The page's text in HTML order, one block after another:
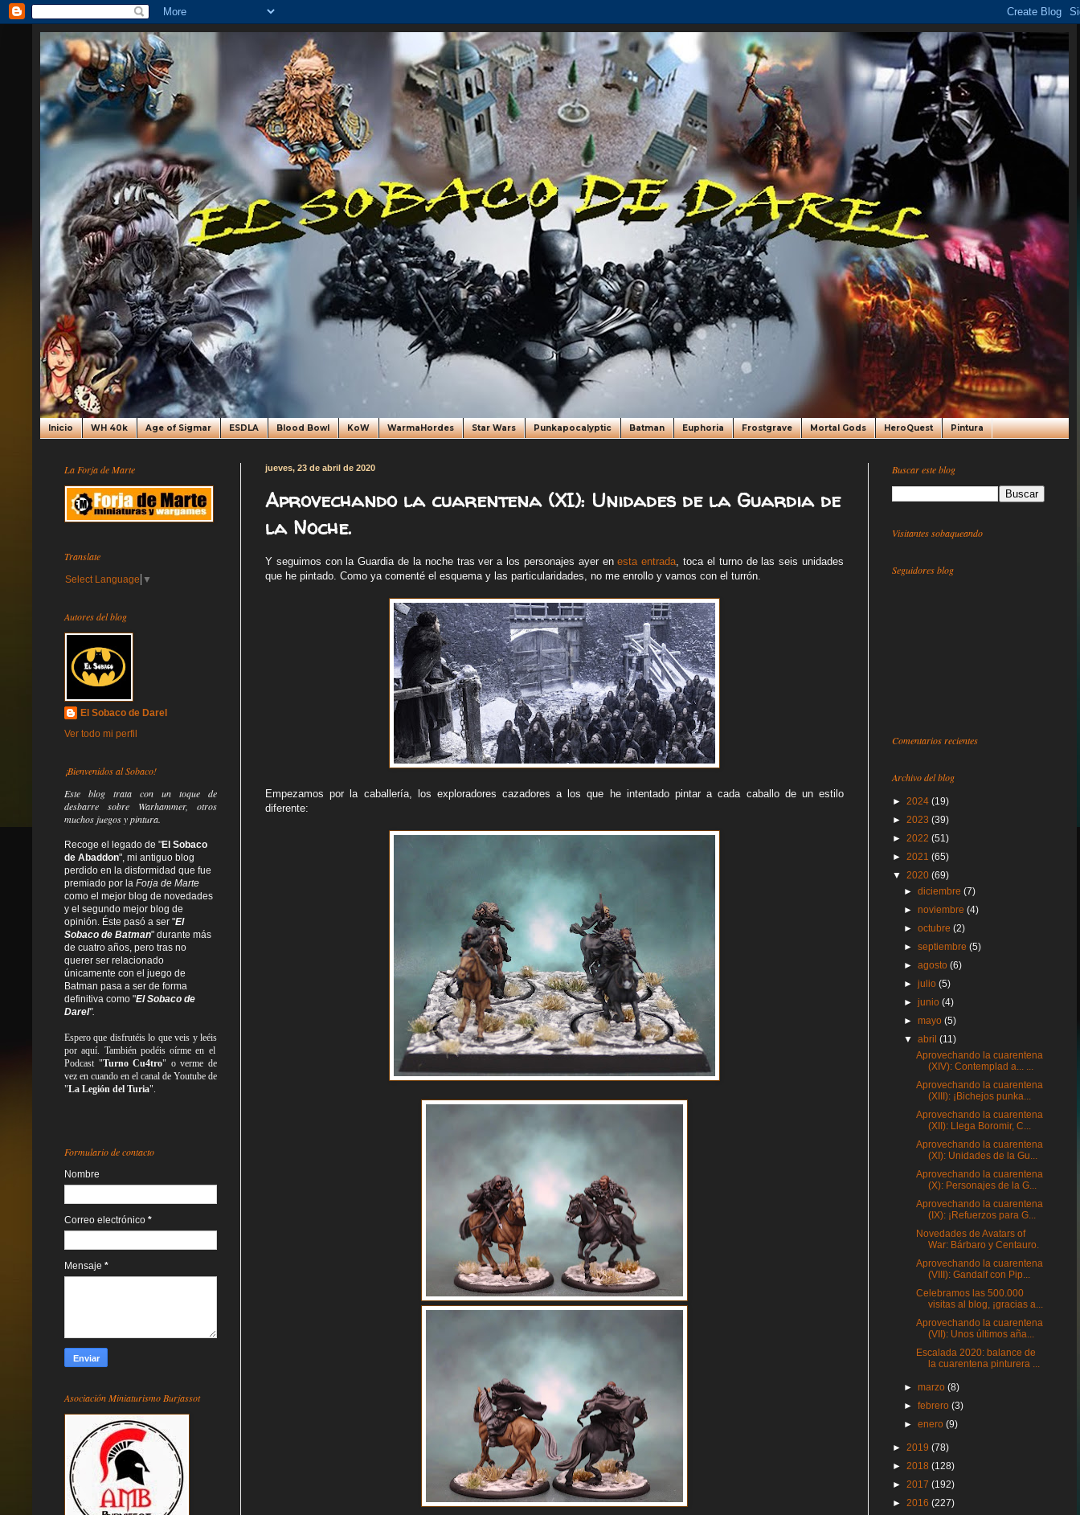
Inicio WH 40k Age of Sigmar ESDLA Blood Bowl KoW WarmaHordes Star Wars Punkapocalyptic Batman Euphoria Frostgrave Mortal Gods HeroQuest Pintura
jueves, 23 de abril de 2020
Aprovechando la cuarentena (XI): Unidades de la Guardia de
la Noche.
Y seguimos con la Guardia de la noche tras ver a los personajes ayer enesta entrada, toca el turno de las seis unidades
que he pintado. Como ya comenté el esquema y las particularidades, no me enrollo y vamos con el turrón.
Empezamos por la caballería, los exploradores cazadores a los que he intentado pintar a cada caballo de un estilo
diferente:
La Forja de Marte
Translate
Select Language ▼
Autores del blog
El Sobaco de Darel
Ver todo mi perfil
¡Bienvenidos al Sobaco!
Este blog trata con un toque de
desbarre sobre Warhammer, otros
muchos juegos y pintura.
Recoge el legado de "El Sobaco
de Abaddon", mi antiguo blog
perdido en la disformidad que fue
premiado por la Forja de Marte
como el mejor blog de novedades
y el segundo mejor blog de
opinión. Éste pasó a ser "El
Sobaco de Batman" durante más
de cuatro años, pero tras no
querer ser relacionado
únicamente con el juego de
Batman pasa a ser de forma
definitiva como "El Sobaco de
Darel".
Espero que disfrutéis lo queveis yleéis
por aquí. También podéis oírme en el
Podcast "Turno Cu4tro" o verme de
vez en cuando en el canal de Youtube de
"La Legión del Turia".
Formulario de contacto
Nombre
Correo electrónico *
Mensaje *
Asociación Miniaturismo Burjassot
Buscar este blog
Visitantes sobaqueando
Seguidores blog
Comentarios recientes
Archivo del blog
► 2024 (19)
► 2023 (39)
► 2022 (51)
► 2021 (65)
▼ 2020 (69)
►diciembre(7)
►noviembre(4)
►octubre(2)
►septiembre(5)
►agosto(6)
►julio(5)
►junio(4)
►mayo(5)
▼abril(11)
Aprovechando la cuarentena
(XIV): Contemplad a... ...
Aprovechando la cuarentena
(XIII): ¡Bichejos punka...
Aprovechando la cuarentena
(XII): Llega Boromir, C...
Aprovechando la cuarentena
(XI): Unidades de la Gu...
Aprovechando la cuarentena
(X): Personajes de la G...
Aprovechando la cuarentena
(IX): ¡Refuerzos para G...
Novedades de Avatars of
War: Bárbaro y Centauro.
Aprovechando la cuarentena
(VIII): Gandalf con Pip...
Celebramos las 500.000
visitas al blog, ¡gracias a...
Aprovechando la cuarentena
(VII): Unos últimos aña...
Escalada 2020: balance de
la cuarentena pinturera ...
►marzo(8)
►febrero(3)
►enero(9)
► 2019 (78)
► 2018 (128)
► 2017 (192)
► 2016 (227)